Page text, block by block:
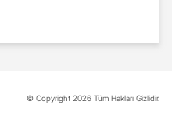
© Copyright 2026 Tüm Hakları Gizlidir.